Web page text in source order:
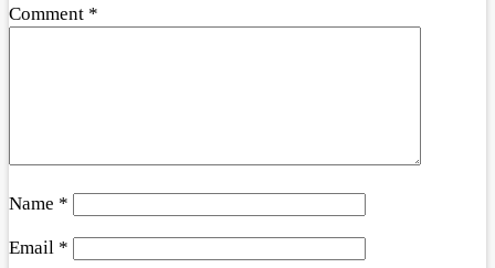
Comment *
Name *
Email *